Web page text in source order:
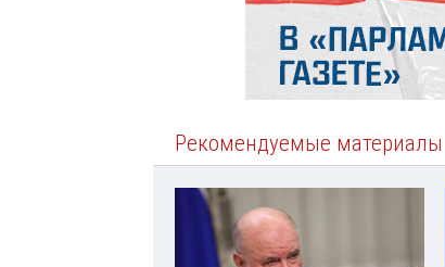
Рекомендуемые материалы